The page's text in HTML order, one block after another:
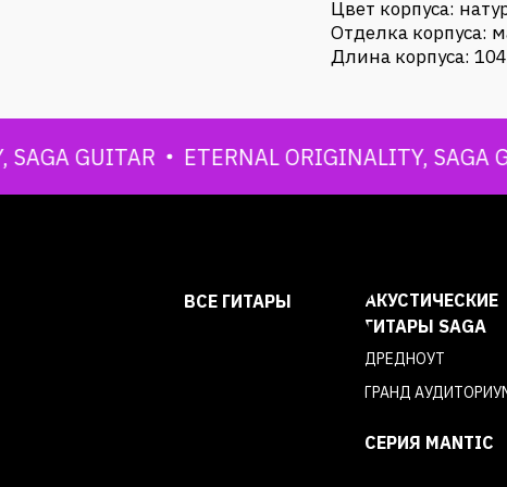
Цвет корпуса:
Отделка корпуса:
Длина корпуса:
GUITAR ETERNAL ORIGINALITY, SAGA
АКУСТИЧЕСКИЕ
ГИТАРЫ SAGA
ВСЕ ГИТАРЫ
ГРАНД
ДРЕДНОУТ
СЕРИЯ MANTIC